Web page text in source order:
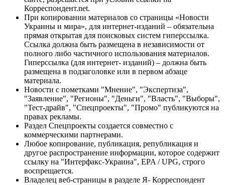
Корреспондент.net.
При копировании материалов со страницы «Новости
Украины и мира», для интернет-изданий – обязательна
прямая открытая для поисковых систем гиперссылка.
Ссылка должна быть размещена в независимости от
полного либо частичного использования материалов.
Гиперссылка (для интернет- изданий) – должна быть
размещена в подзаголовке или в первом абзаце
материала.
Новости с пометками "Мнение", "Экспертиза",
"Заявление", "Регионы", "Деньги", "Власть", "Выборы",
"Тест-драйв", "Спецпроекты", "Промо" публикуются на
правах рекламы.
Раздел Спецпроекты создается совместно с
коммерческими партнерами.
Любое копирование, публикация, републикация и
другое распространение информации, которое содержит
ссылку на "Интерфакс-Украина", EPA / UPG, строго
воспрещается.
Владелец веб-страницы в разделе Я- Корреспондент